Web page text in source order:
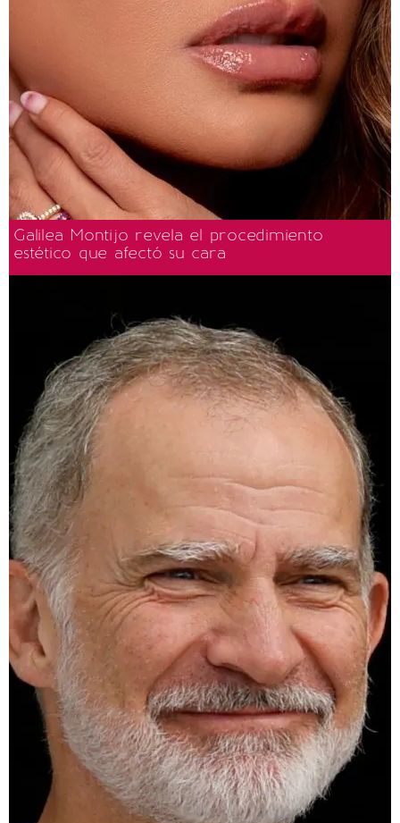
Galilea Montijo revela el procedimiento
estético que afectó su cara